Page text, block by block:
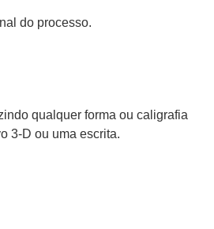
do processo.
qualquer forma ou caligrafia
3-D ou uma escrita.